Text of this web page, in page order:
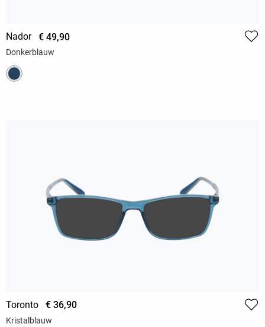
Nador € 49,90
Donkerblauw
Toronto € 36,90
Kristalblauw